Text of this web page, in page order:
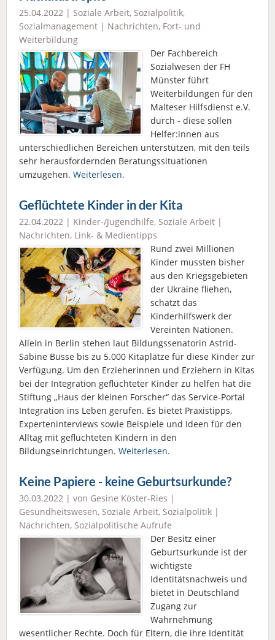
25.04.2022 | Soziale Arbeit, Sozialpolitik,
Sozialmanagement | Nachrichten, Fort- und
Weiterbildung
Der Fachbereich
Sozialwesen der FH
Münster führt
Weiterbildungen für den
Malteser Hilfsdienst e.V.
durch - diese sollen
Helfer:innen aus
unterschiedlichen Bereichen unterstützen, mit den teils
sehr herausfordernden Beratungssituationen
umzugehen. Weiterlesen.
Geflüchtete Kinder in der Kita
22.04.2022 | Kinder-/Jugendhilfe, Soziale Arbeit |
Nachrichten, Link- & Medientipps
Rund zwei Millionen
Kinder mussten bisher
aus den Kriegsgebieten
der Ukraine fliehen,
schätzt das
Kinderhilfswerk der
Vereinten Nationen.
Allein in Berlin stehen laut Bildungssenatorin Astrid-
Sabine Busse bis zu 5.000 Kitaplätze für diese Kinder zur
Verfügung. Um den Erzieherinnen und Erziehern in Kitas
bei der Integration geflüchteter Kinder zu helfen hat die
Stiftung „Haus der kleinen Forscher“ das Service-Portal
Integration ins Leben gerufen. Es bietet Praxistipps,
Experteninterviews sowie Beispiele und Ideen für den
Alltag mit geflüchteten Kindern in den
Bildungseinrichtungen. Weiterlesen.
Keine Papiere - keine Geburtsurkunde?
30.03.2022 | von Gesine Köster-Ries |
Gesundheitswesen, Soziale Arbeit, Sozialpolitik |
Nachrichten, Sozialpolitische Aufrufe
Der Besitz einer
Geburtsurkunde ist der
wichtigste
Identitätsnachweis und
bietet in Deutschland
Zugang zur
Wahrnehmung
wesentlicher Rechte. Doch für Eltern, die ihre Identität